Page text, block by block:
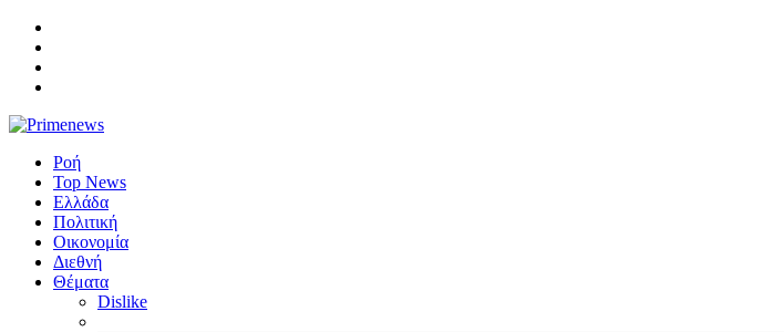
Ροή
Top News
Ελλάδα
Πολιτική
Οικονομία
Διεθνή
Θέματα
Dislike